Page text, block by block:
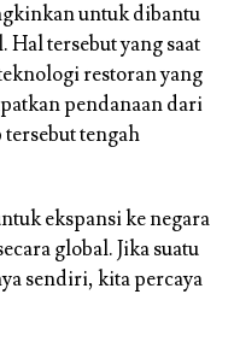
untuk dibantu
Hal tersebut yang saat
restoran yang
pendanaan dari
tengah
ekspansi ke negara
global. Jika suatu
sendiri, kita percaya